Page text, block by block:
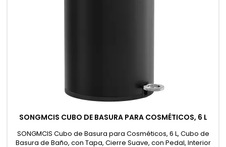
SONGMCIS CUBO DE BASURA PARA COSMÉTICOS, 6 L
SONGMCIS Cubo de Basura para Cosméticos, 6 L, Cubo de
Basura de Baño, con Tapa, Cierre Suave, con Pedal, Interior